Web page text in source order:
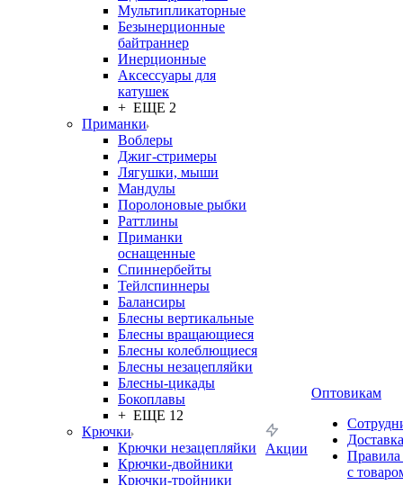
Мультипликаторные
Безынерционные
байтраннер
Инерционные
Аксессуары для
катушек
+ ЕЩЕ 2
Приманки
Воблеры
Джиг-стримеры
Лягушки, мыши
Мандулы
Поролоновые рыбки
Раттлины
Приманки
оснащенные
Спиннербейты
Тейлспиннеры
Балансиры
Блесны вертикальные
Блесны вращающиеся
Блесны колеблющиеся
Блесны незацепляйки
Блесны-цикады
Бокоплавы
+ ЕЩЕ 12
Крючки
Крючки незацепляйки
Крючки-двойники
Крючки-тройники
Акции
Оптовикам
Доставка
Правила
с